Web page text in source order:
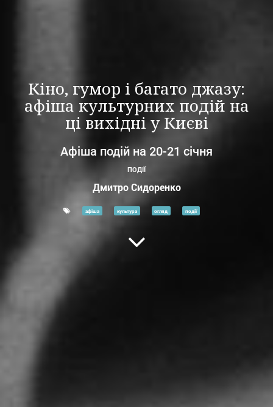
Кіно, гумор і багато джазу:
афіша культурних подій на
ці вихідні у Києві
Афіша подій на 20-21 січня
ПОДІЇ
Дмитро Сидоренко
афіша культура огляд події